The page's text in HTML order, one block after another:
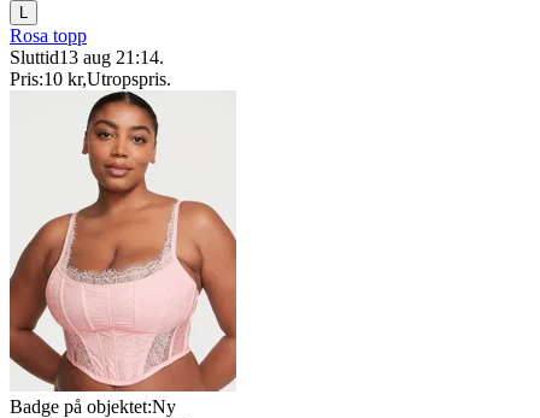
L
Rosa topp
Sluttid13 aug 21:14.
Pris:10 kr,Utropspris.
Badge på objektet:Ny